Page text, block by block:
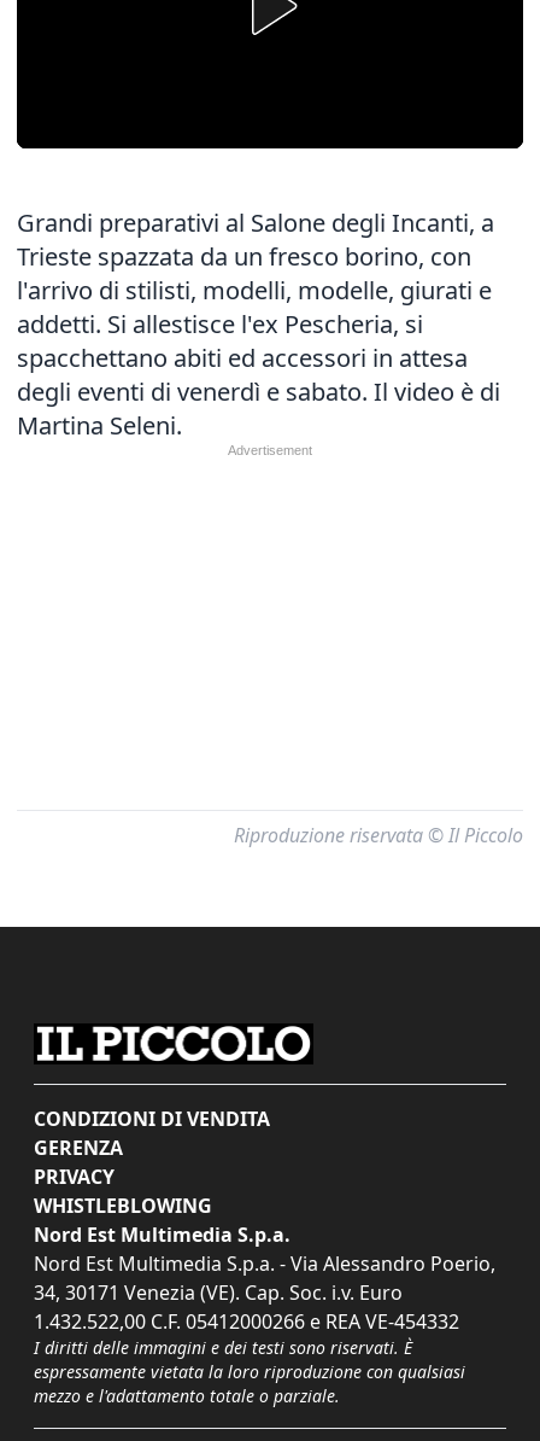
Grandi preparativi al Salone degli Incanti, a
Trieste spazzata da un fresco borino, con
l'arrivo di stilisti, modelli, modelle, giurati e
addetti. Si allestisce l'ex Pescheria, si
spacchettano abiti ed accessori in attesa
degli eventi di venerdì e sabato. Il video è di
Martina Seleni.
Riproduzione riservata © Il Piccolo
CONDIZIONI DI VENDITA
GERENZA
PRIVACY
WHISTLEBLOWING
Nord Est Multimedia S.p.a.
Nord Est Multimedia S.p.a. - Via Alessandro Poerio,
34, 30171 Venezia (VE). Cap. Soc. i.v. Euro
1.432.522,00 C.F. 05412000266 e REA VE-454332
I diritti delle immagini e dei testi sono riservati. È
espressamente vietata la loro riproduzione con qualsiasi
mezzo e l'adattamento totale o parziale.